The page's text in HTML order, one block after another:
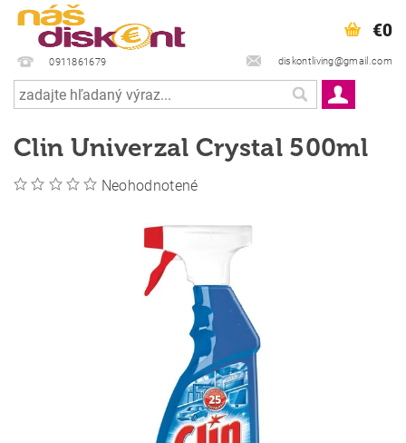
0911861679 diskontliving@gmail.com
€0
Clin Univerzal Crystal 500ml
Neohodnotené